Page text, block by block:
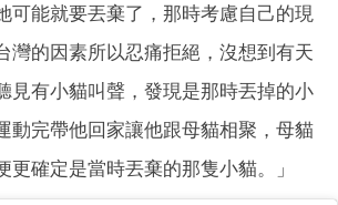
可能就要丟棄了，那時考慮自己的現
灣的因素所以忍痛拒絕，沒想到有天
見有小貓叫聲，發現是那時丟掉的小
動完帶他回家讓他跟母貓相聚，母貓
更確定是當時丟棄的那隻小貓。」